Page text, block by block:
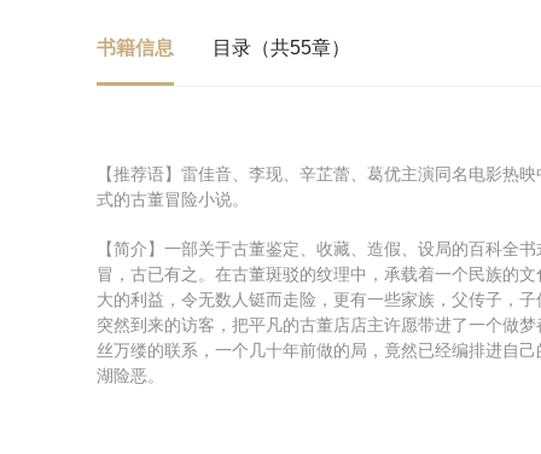
书籍信息 目录（共55章）
【推荐语】雷佳音、李现、辛芷蕾、葛优主演同名电影热
式的古董冒险小说。
【简介】一部关于古董鉴定、收藏、造假、设局的百科全
冒，古已有之。在古董斑驳的纹理中，承载着一个民族的
大的利益，令无数人铤而走险，更有一些家族，父传子，
突然到来的访客，把平凡的古董店店主许愿带进了一个做
丝万缕的联系，一个几十年前做的局，竟然已经编排进自
湖险恶。